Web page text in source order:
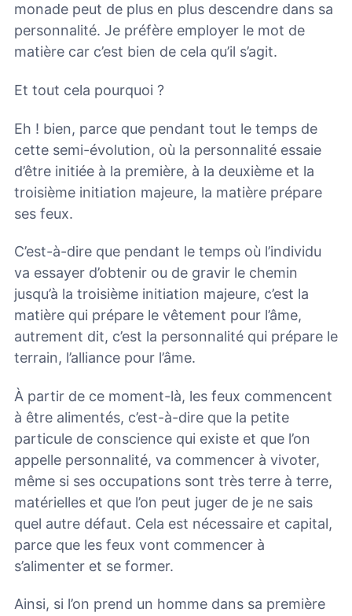
monade peut de plus en plus descendre dans sa
personnalité. Je préfère employer le mot de
matière car c’est bien de cela qu’il s’agit.
Et tout cela pourquoi ?
Eh ! bien, parce que pendant tout le temps de
cette semi-évolution, où la personnalité essaie
d’être initiée à la première, à la deuxième et la
troisième initiation majeure, la matière prépare
ses feux.
C’est-à-dire que pendant le temps où l’individu
va essayer d’obtenir ou de gravir le chemin
jusqu’à la troisième initiation majeure, c’est la
matière qui prépare le vêtement pour l’âme,
autrement dit, c’est la personnalité qui prépare le
terrain, l’alliance pour l’âme.
À partir de ce moment-là, les feux commencent
à être alimentés, c’est-à-dire que la petite
particule de conscience qui existe et que l’on
appelle personnalité, va commencer à vivoter,
même si ses occupations sont très terre à terre,
matérielles et que l’on peut juger de je ne sais
quel autre défaut. Cela est nécessaire et capital,
parce que les feux vont commencer à
s’alimenter et se former.
Ainsi, si l’on prend un homme dans sa première